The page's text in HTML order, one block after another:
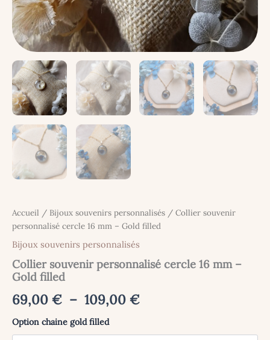
Accueil / Bijoux souvenirs personnalisés / Collier souvenir
personnalisé cercle 16 mm – Gold filled
Bijoux souvenirs personnalisés
Collier souvenir personnalisé cercle 16 mm –
Gold filled
69,00 € – 109,00 €Plage
Option chaine gold filled